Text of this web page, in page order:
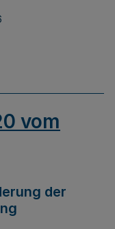
vom
der